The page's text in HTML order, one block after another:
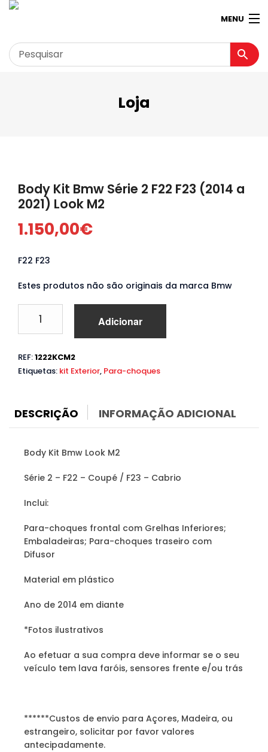
MENU
Garagem
Loja Virtual 360º
Loja
Body Kit Bmw Série 2 F22 F23 (2014 a
2021) Look M2
1.150,00€
F22 F23
Estes produtos não são originais da marca Bmw
Body
Bmw
Série
F23
2021)
M2
Adicionar
REF:1222KCM2
Etiquetas: kit Exterior, Para-choques
DESCRIÇÃO INFORMAÇÃO ADICIONAL
Body Kit Bmw Look M2
Série 2 – F22 – Coupé / F23 – Cabrio
Inclui:
Para-choques frontal com Grelhas Inferiores;
Embaladeiras; Para-choques traseiro com
Difusor
Material em plástico
Ano de 2014 em diante
*Fotos ilustrativos
Ao efetuar a sua compra deve informar se o seu
veículo tem lava faróis, sensores frente e/ou trás
******Custos de envio para Açores, Madeira, ou
estrangeiro, solicitar por favor valores
antecipadamente.